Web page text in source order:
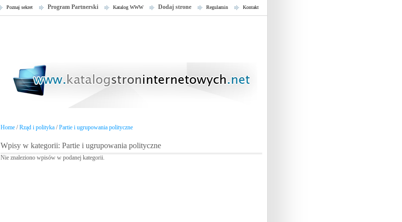
Kontakt
Regulamin
Dodaj strone
Katalog WWW
Program Partnerski
Poznaj sekret
Home /Rząd i polityka /Partie i ugrupowania polityczne
Wpisy w kategorii: Partie i ugrupowania polityczne
Nie znaleziono wpisów w podanej kategorii.